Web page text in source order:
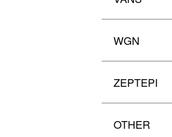
WGN
ZEPTEPI
OTHER